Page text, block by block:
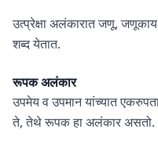
उत्प्रेक्षा अलंकारात जणू,
शब्द येतात.
रूपकअलंकार
उपमेय व उपमान यांच्यात
ते, तेथे रूपक हा अलंकार असतो.